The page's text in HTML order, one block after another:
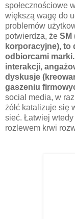
społecznościowe
większą wagę do
problemów
potwierdza, że SM
korporacyjne), to
odbiorcami
interakcji,
dyskusje
gaszeniu
social media, w
żółć katalizuje się
sieć. Łatwiej
rozlewem krwi